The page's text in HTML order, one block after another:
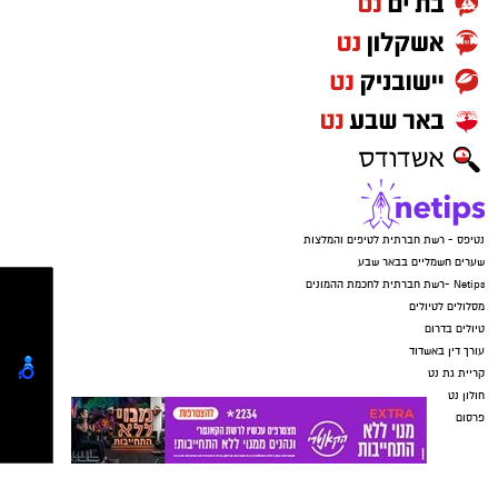
כתובת המייל:ram@isnet.co.il
בפארק, וכשהבינו שהאם בדרכה למקום – הם
איימו על הקורבנות שאם ידברו הם יגיעו עד לביתם,
זרקו את הטלפונים ונמלטו מהמקום.
קרדיט: משטרת ישראל
המשפחה נמצאת כעת בשבר מוחלט. "אני גמורה,
נטיפס - רשת חברתית לטיפים והמלצות
שערים חשמליים בבאר שבע
Netips -רשת חברתית לחכמת ההמונים
מסלולים לטיולים
טיולים בדרום
עורך דין באשדוד
קריית גת נט
חולון נט
פרסום